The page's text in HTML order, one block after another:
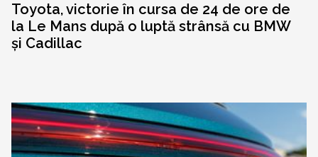
Toyota, victorie în cursa de 24 de ore de
la Le Mans după o luptă strânsă cu BMW
și Cadillac